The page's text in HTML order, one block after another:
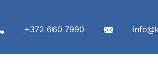
+372 660 7990